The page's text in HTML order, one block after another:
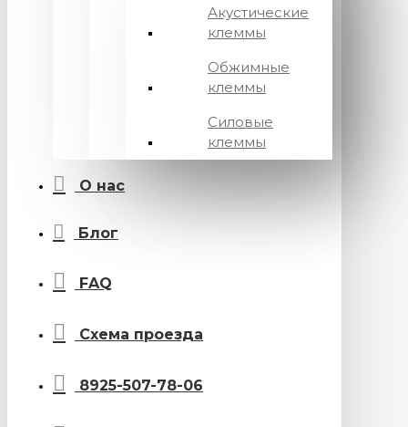
Акустические
клеммы
Обжимные
клеммы
Силовые
клеммы
О нас
Блог
FAQ
Схема проезда
8925-507-78-06